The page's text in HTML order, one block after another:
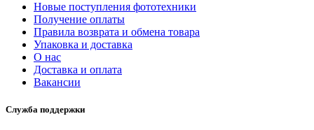
Новые поступления фототехники
Получение оплаты
Правила возврата и обмена товара
Упаковка и доставка
О нас
Доставка и оплата
Вакансии
Служба поддержки